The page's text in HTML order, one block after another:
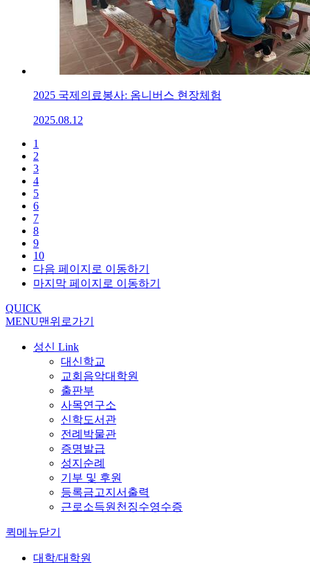
2025 국제의료봉사: 옴니버스 현장체험
2025.08.12
1
2
3
4
5
6
7
8
9
10
다음 페이지로 이동하기
마지막 페이지로 이동하기
QUICK
MENU맨위로가기
성신 Link
대신학교
교회음악대학원
출판부
사목연구소
신학도서관
전례박물관
증명발급
성지순례
기부 및 후원
등록금고지서출력
근로소득원천징수영수증
퀵메뉴닫기
대학/대학원